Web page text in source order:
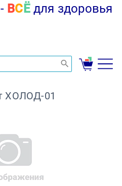
ВС Ёдля здоровья
ХОЛОД-01